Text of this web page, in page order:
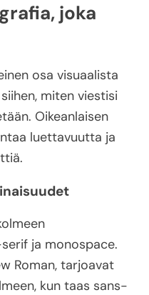
joka
osa visuaalista
miten viestisi
Oikeanlaisen
luettavuutta ja
ja monospace.
Roman, tarjoavat
kun taas sans-